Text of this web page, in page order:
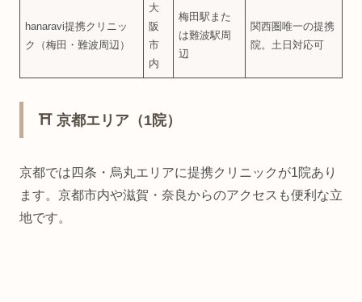
hanaravi提携クリニッ
ク（梅田・難波周辺）
大
阪
市
内
梅田駅また
は難波駅周
辺
関西圏唯一の提携
院。土日対応可
⛩️ 京都エリア（1院）
京都では四条・烏丸エリアに提携クリニックが1院あり
ます。京都市内や滋賀・奈良からのアクセスも便利な立
地です。